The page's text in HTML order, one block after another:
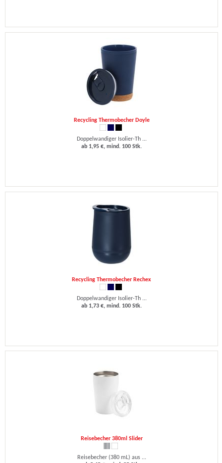
Recycling Thermobecher Doyle
Doppelwandiger Isolier-Th ...
ab 1,95 €, mind. 100 Stk.
Recycling Thermobecher Rechex
Doppelwandiger Isolier-Th ...
ab 1,73 €, mind. 100 Stk.
Reisebecher 380ml Slider
Reisebecher (380 mL) aus ...